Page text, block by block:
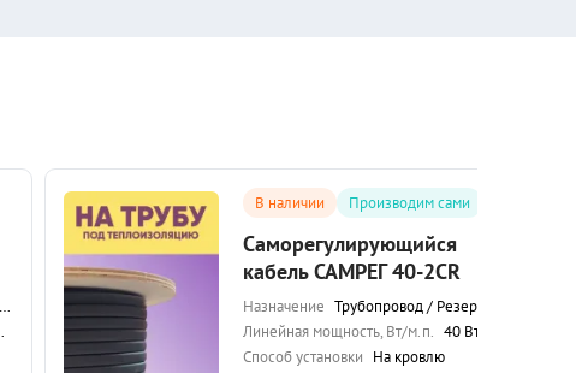
В наличии Производим сами
Саморегулирующийся
кабель САМРЕГ 40-2CR
Назначение Трубопровод / Резервуар / Кровля
Линейная мощность, Вт/м.п. 40 Вт/м.п.
Способ установки На кровлю